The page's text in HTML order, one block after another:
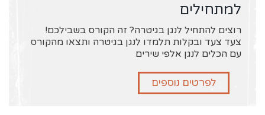
למתחילים
רוצים להתחיל לנגן בגיטרה? זה הקורס בשבילכם!
צעד צעד ובקלות תלמדו לנגן בגיטרה ותצאו מהקורס
עם הכלים לנגן אלפי שירים
לפרטים נוספים